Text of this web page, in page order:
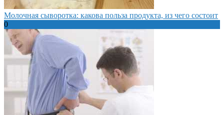
Молочная сыворотка: какова польза продукта, из чего состоит
0